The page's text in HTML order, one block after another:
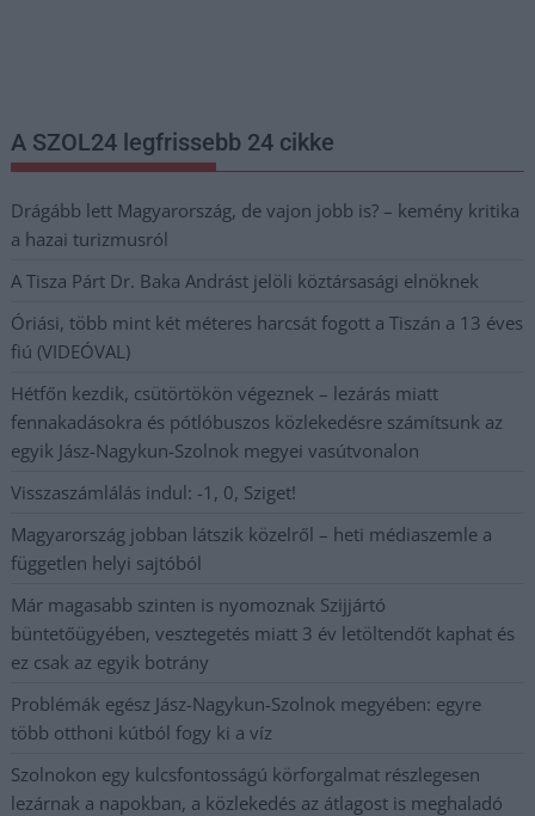
A SZOL24 legfrissebb 24 cikke
Drágább lett Magyarország, de vajon jobb is? – kemény kritika
a hazai turizmusról
A Tisza Párt Dr. Baka Andrást jelöli köztársasági elnöknek
Óriási, több mint két méteres harcsát fogott a Tiszán a 13 éves
fiú (VIDEÓVAL)
Hétfőn kezdik, csütörtökön végeznek – lezárás miatt
fennakadásokra és pótlóbuszos közlekedésre számítsunk az
egyik Jász-Nagykun-Szolnok megyei vasútvonalon
Visszaszámlálás indul: -1, 0, Sziget!
Magyarország jobban látszik közelről – heti médiaszemle a
független helyi sajtóból
Már magasabb szinten is nyomoznak Szijjártó
büntetőügyében, vesztegetés miatt 3 év letöltendőt kaphat és
ez csak az egyik botrány
Problémák egész Jász-Nagykun-Szolnok megyében: egyre
több otthoni kútból fogy ki a víz
Szolnokon egy kulcsfontosságú körforgalmat részlegesen
lezárnak a napokban, a közlekedés az átlagost is meghaladó